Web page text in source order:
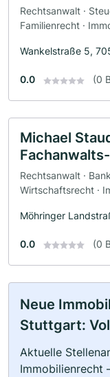
Rechtsanwalt ·
Familienrecht ·
Wankelstraße 5,
0.0 (0
Michael
Rechtsanwalt ·
Wirtschaftsrecht ·
Möhringer
0.0 (0
Neue
Stuttgart:
Aktuelle
Immobilienrecht